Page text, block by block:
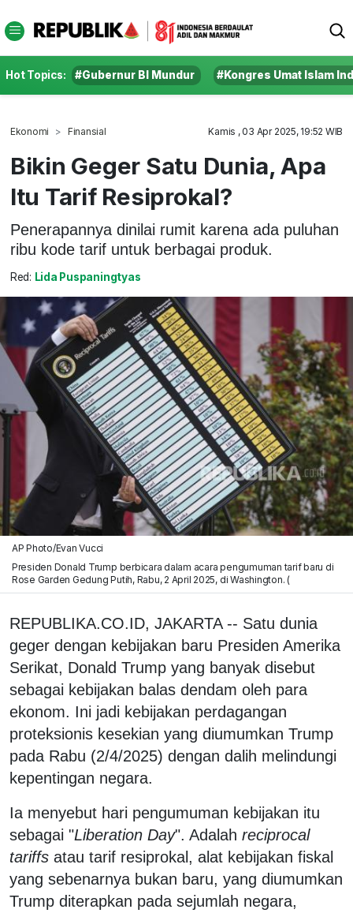
Hot Topics: #Gubernur BI Mundur #Kongres Umat Islam
Ekonomi Finansial Kamis , 03 Apr 2025, 19:52 WIB
Bikin Geger Satu Dunia, Apa
Itu Tarif Resiprokal?
Penerapannya dinilai rumit karena ada puluhan
ribu kode tarif untuk berbagai produk.
Red: Lida Puspaningtyas
AP Photo/Evan Vucci
Presiden Donald Trump berbicara dalam acara pengumuman tarif baru di
Rose Garden Gedung Putih, Rabu, 2 April 2025, di Washington. (
REPUBLIKA.CO.ID, JAKARTA -- Satu dunia
geger dengan kebijakan baru Presiden Amerika
Serikat, Donald Trump yang banyak disebut
sebagai kebijakan balas dendam oleh para
ekonom. Ini jadi kebijakan perdagangan
proteksionis kesekian yang diumumkan Trump
pada Rabu (2/4/2025) dengan dalih melindungi
kepentingan negara.
Ia menyebut hari pengumuman kebijakan itu
sebagai "Liberation Day". Adalah reciprocal
tariffs atau tarif resiprokal, alat kebijakan fiskal
yang sebenarnya bukan baru, yang diumumkan
Trump diterapkan pada sejumlah negara,